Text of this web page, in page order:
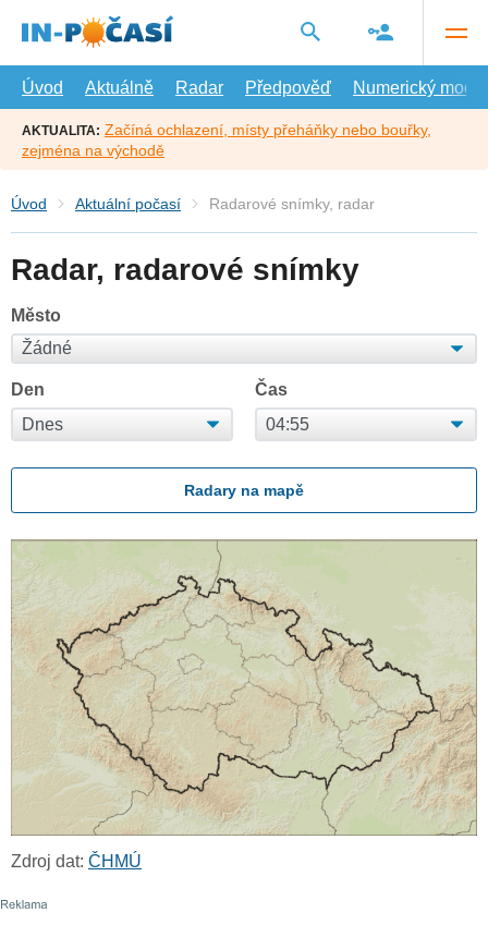
hlavní
Úvod
Aktuálně Radar Předpověď Numerický model
AKTUALITA: Začíná ochlazení, místy přeháňky nebo bouřky,
zejména na východě
Úvod Aktuální počasí Radarové snímky, radar
Radar, radarové snímky
Město
Den Čas
Radary na mapě
Zdroj dat: ČHMÚ